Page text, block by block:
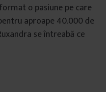
o pasiune pe care
aproape 40.000 de
se întreabă ce